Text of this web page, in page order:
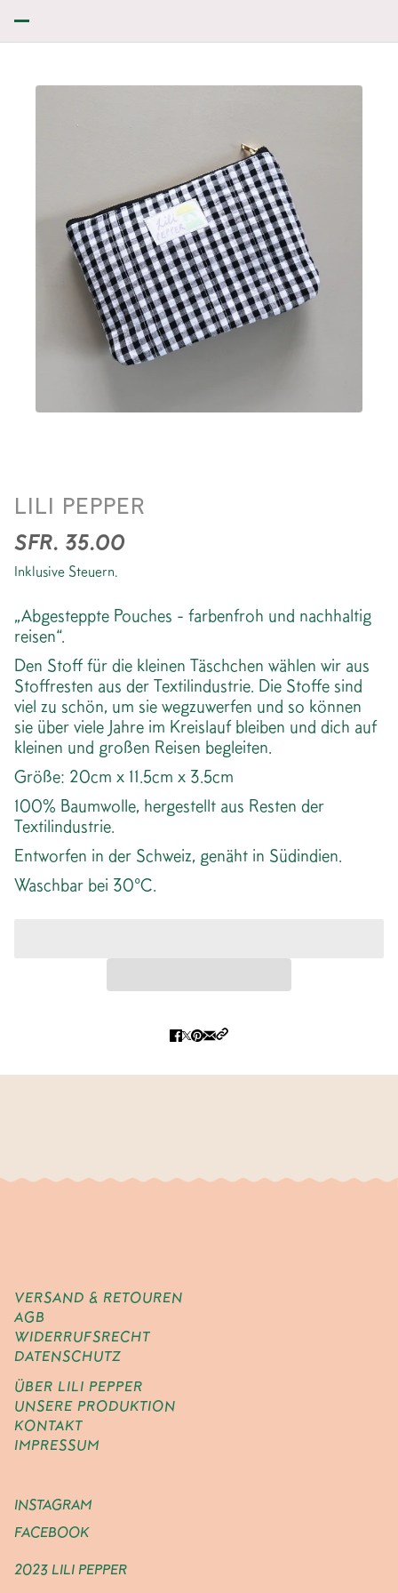
ABGESTEPPTE POUCH
LILI PEPPER
SFR. 35.00
Inklusive Steuern.
„Abgesteppte Pouches - farbenfroh und nachhaltig
reisen“.
Den Stoff für die kleinen Täschchen wählen wir aus
Stoffresten aus der Textilindustrie. Die Stoffe sind
viel zu schön, um sie wegzuwerfen und so können
sie über viele Jahre im Kreislauf bleiben und dich auf
kleinen und großen Reisen begleiten.
Größe: 20cm x 11.5cm x 3.5cm
100% Baumwolle, hergestellt aus Resten der
Textilindustrie.
Entworfen in der Schweiz, genäht in Südindien.
Waschbar bei 30°C.
VERSAND & RETOUREN
AGB
WIDERRUFSRECHT
DATENSCHUTZ
ÜBER LILI PEPPER
UNSERE PRODUKTION
KONTAKT
IMPRESSUM
INSTAGRAM
FACEBOOK
2023 LILI PEPPER